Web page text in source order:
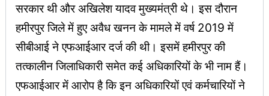
सरकार थी और अखिलेश यादव मुख्यमंत्री थे। इस दौरान
हमीरपुर जिले में हुए अवैध खनन के मामले में वर्ष 2019 में
सीबीआई ने एफआईआर दर्ज की थी। इसमें हमीरपुर की
तत्कालीन जिलाधिकारी समेत कई अधिकारियों के भी नाम हैं।
एफआईआर में आरोप है कि इन अधिकारियों एवं कर्मचारियों ने